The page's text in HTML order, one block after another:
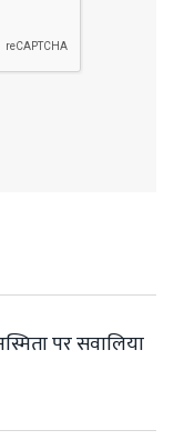
पर सवालिया